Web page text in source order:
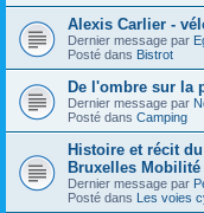
Alexis Carlier -
Dernier message par
Posté dans Bistrot
De l'ombre sur la
Dernier message par
Posté dans Camping
Histoire et récit
Bruxelles Mobilité
Dernier message par
Posté dans Les voies